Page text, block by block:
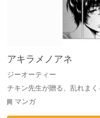
アキラメノアネ
ジーオーティー
チキン先生が贈る、乱れま
マンガ